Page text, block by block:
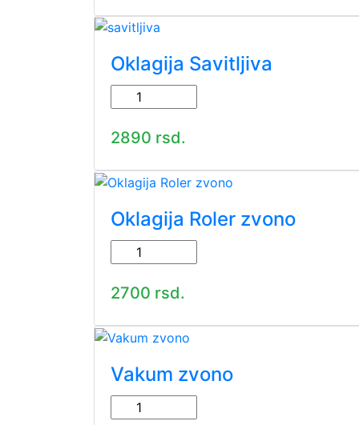
Oklagija Savitljiva
2890 rsd.
Oklagija Roler zvono
2700 rsd.
Vakum zvono